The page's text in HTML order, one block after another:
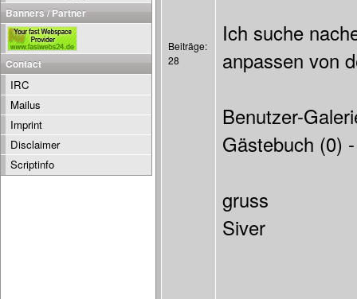
Beiträge:
28
Ich suche
anpassen von
Benutzer-
Gästebuch (0)
gruss
Siver
Banners / Partner
Contact
IRC
Mailus
Imprint
Disclaimer
Scriptinfo